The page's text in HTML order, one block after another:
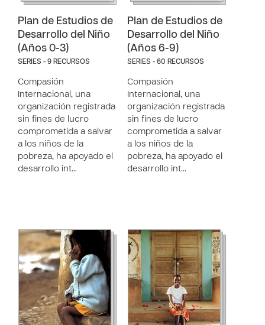
Plan de Estudios de
Desarrollo del Niño
(Años 0-3)
SERIES - 9 RECURSOS
Compasión
Internacional, una
organización registrada
sin fines de lucro
comprometida a salvar
a los niños de la
pobreza, ha apoyado el
desarrollo int…
Plan de Estudios de
Desarrollo del Niño
(Años 6-9)
SERIES - 60 RECURSOS
Compasión
Internacional, una
organización registrada
sin fines de lucro
comprometida a salvar
a los niños de la
pobreza, ha apoyado el
desarrollo int…